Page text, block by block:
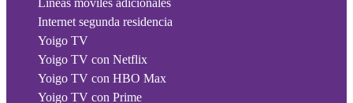
Líneas móviles adicionales
Internet segunda residencia
Yoigo TV
Yoigo TV con Netflix
Yoigo TV con HBO Max
Yoigo TV con Prime